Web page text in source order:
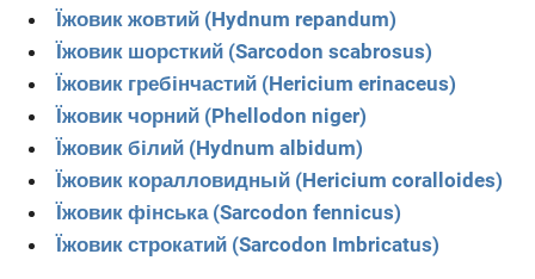
Їжовик жовтий (Hydnum repandum)
Їжовик шорсткий (Sarcodon scabrosus)
Їжовик гребінчастий (Hericium erinaceus)
Їжовик чорний (Phellodon niger)
Їжовик білий (Hydnum albidum)
Їжовик коралловидный (Hericium coralloides)
Їжовик фінська (Sarcodon fennicus)
Їжовик строкатий (Sarcodon Imbricatus)